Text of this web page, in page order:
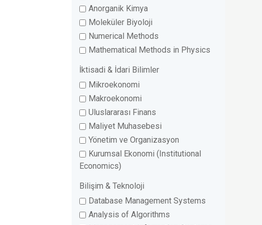
Anorganik Kimya
Moleküler Biyoloji
Numerical Methods
Mathematical Methods in Physics
İktisadi & İdari Bilimler
Mikroekonomi
Makroekonomi
Uluslararası Finans
Maliyet Muhasebesi
Yönetim ve Organizasyon
Kurumsal Ekonomi (Institutional
Economics)
Bilişim & Teknoloji
Database Management Systems
Analysis of Algorithms